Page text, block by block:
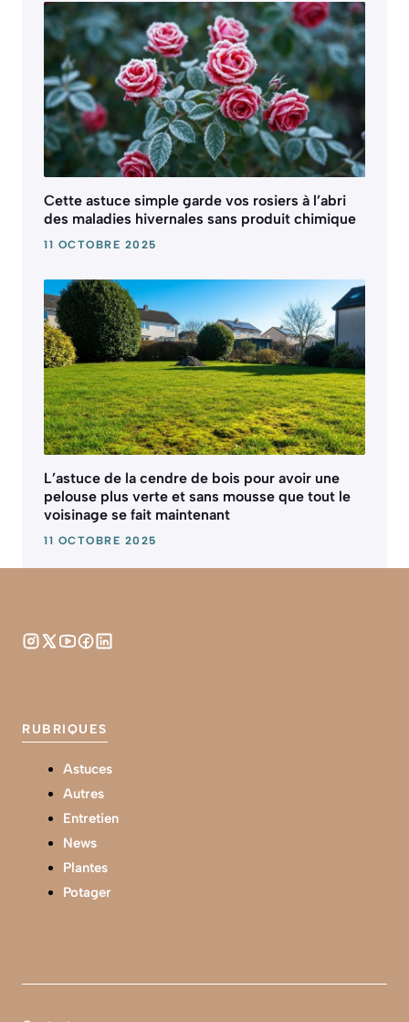
Cette astuce simple garde vos rosiers à l’abri
des maladies hivernales sans produit chimique
11 OCTOBRE 2025
L’astuce de la cendre de bois pour avoir une
pelouse plus verte et sans mousse que tout le
voisinage se fait maintenant
11 OCTOBRE 2025
RUBRIQUES
Astuces
Autres
Entretien
News
Plantes
Potager